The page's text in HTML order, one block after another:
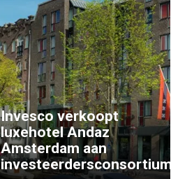
Invesco verkoopt
luxehotel Andaz
Amsterdam aan
investeerdersconsortium